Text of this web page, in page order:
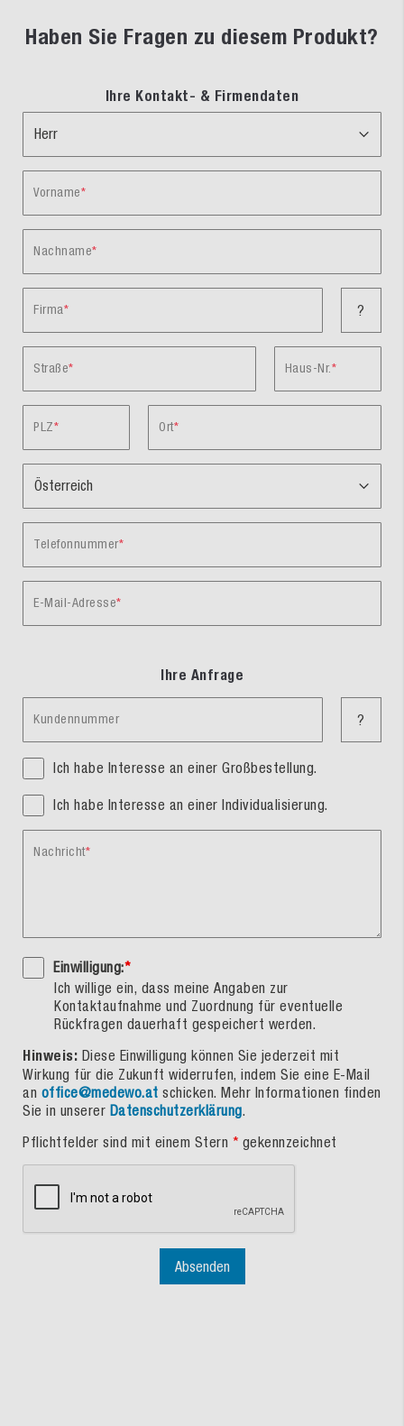
Haben Sie Fragen zu diesem Produkt?
Ihre Kontakt- & Firmendaten
Vorname
Nachname
Firma ?
Straße Haus-Nr.
PLZ Ort
Telefonnummer
E-Mail-Adresse
Ihre Anfrage
Kundennummer ?
Ich habe Interesse an einer Großbestellung.
Ich habe Interesse an einer Individualisierung.
Nachricht
Einwilligung:*
Ich willige ein, dass meine Angaben zur
Kontaktaufnahme und Zuordnung für eventuelle
Rückfragen dauerhaft gespeichert werden.
Hinweis: Diese Einwilligung können Sie jederzeit mit
Wirkung für die Zukunft widerrufen, indem Sie eine E-Mail
an office@medewo.at schicken. Mehr Informationen finden
Sie in unserer Datenschutzerklärung.
Pflichtfelder sind mit einem Stern * gekennzeichnet
Absenden